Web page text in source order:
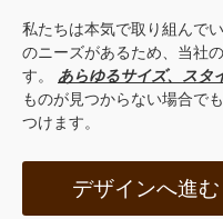
私たちは本気で取り組んで
のニーズがあるため、当社
す。 あらゆるサイズ、スタ
ものが見つからない場合で
つけます。
デザインへ進む